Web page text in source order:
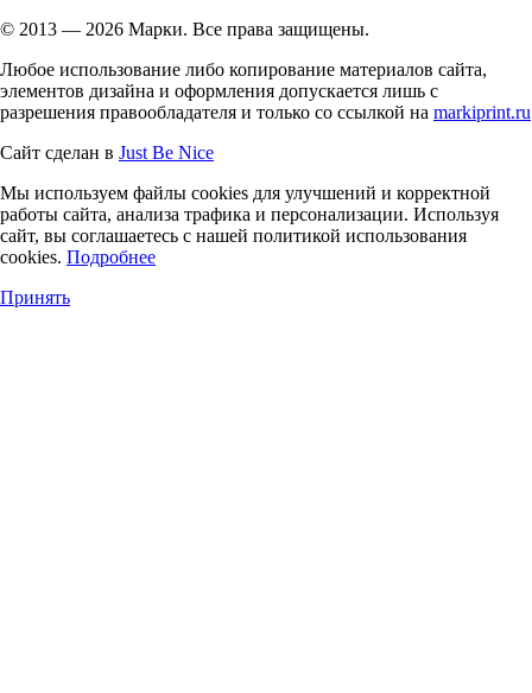
© 2013 — 2026 Марки. Все права защищены.
Любое использование либо копирование материалов сайта,
элементов дизайна и оформления допускается лишь с
разрешения правообладателя и только со ссылкой на markiprint.ru
Сайт сделан в Just Be Nice
Мы используем файлы cookies для улучшений и корректной
работы сайта, анализа трафика и персонализации. Используя
сайт, вы соглашаетесь с нашей политикой использования
cookies. Подробнее
Принять